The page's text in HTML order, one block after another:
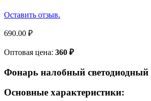
Оставить отзыв.
690.00 ₽
Оптовая цена: 360 ₽
Фонарь налобный светодиодный
Основные характеристики: